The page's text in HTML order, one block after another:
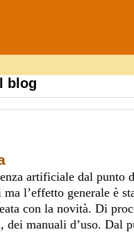
blog
artificiale dal punto
l’effetto generale è
con la novità. Di
dei manuali d’uso. Dal